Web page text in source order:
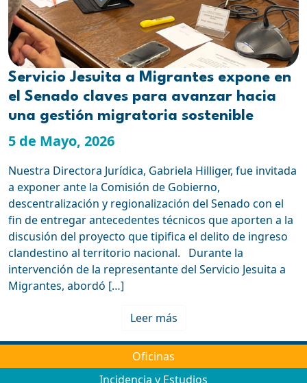
Servicio Jesuita a Migrantes expone en
el Senado claves para avanzar hacia
una gestión migratoria sostenible
5 de Mayo, 2026
Nuestra Directora Jurídica, Gabriela Hilliger, fue invitada
a exponer ante la Comisión de Gobierno,
descentralización y regionalización del Senado con el
fin de entregar antecedentes técnicos que aporten a la
discusión del proyecto que tipifica el delito de ingreso
clandestino al territorio nacional. Durante la
intervención de la representante del Servicio Jesuita a
Migrantes, abordó […]
Leer más
Oficinas
Incidencia y Estudios